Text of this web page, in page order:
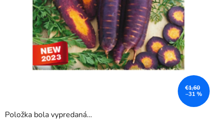
Položka bola vypredaná…
€1,60
–31 %